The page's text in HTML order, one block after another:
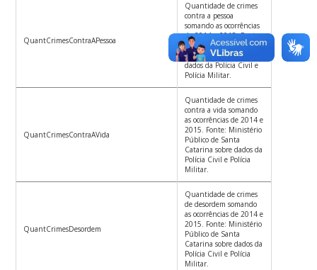
QuantCrimesContraAPessoa
Quantidade de crimes
contra a pessoa
somando as ocorrências
de 2014 e 2015. Fonte:
Ministério Público de
Santa Catarina sobre
dados da Polícia Civil e
Polícia Militar.
QuantCrimesContraAVida
Quantidade de crimes
contra a vida somando
as ocorrências de 2014 e
2015. Fonte: Ministério
Público de Santa
Catarina sobre dados da
Polícia Civil e Polícia
Militar.
QuantCrimesDesordem
Quantidade de crimes
de desordem somando
as ocorrências de 2014 e
2015. Fonte: Ministério
Público de Santa
Catarina sobre dados da
Polícia Civil e Polícia
Militar.